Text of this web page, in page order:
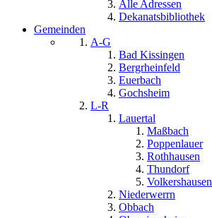
Alle Adressen
Dekanatsbibliothek
Gemeinden
A-G
Bad Kissingen
Bergrheinfeld
Euerbach
Gochsheim
L-R
Lauertal
Maßbach
Poppenlauer
Rothhausen
Thundorf
Volkershausen
Niederwerrn
Obbach